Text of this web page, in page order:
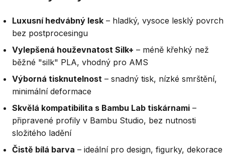
Luxusní hedvábný lesk – hladký, vysoce lesklý povrch
bez postprocesingu
Vylepšená houževnatost Silk+ – méně křehký než
běžné "silk" PLA, vhodný pro AMS
Výborná tisknutelnost – snadný tisk, nízké smrštění,
minimální deformace
Skvělá kompatibilita s Bambu Lab tiskárnami –
připravené profily v Bambu Studio, bez nutnosti
složitého ladění
Čistě bílá barva – ideální pro design, figurky, dekorace